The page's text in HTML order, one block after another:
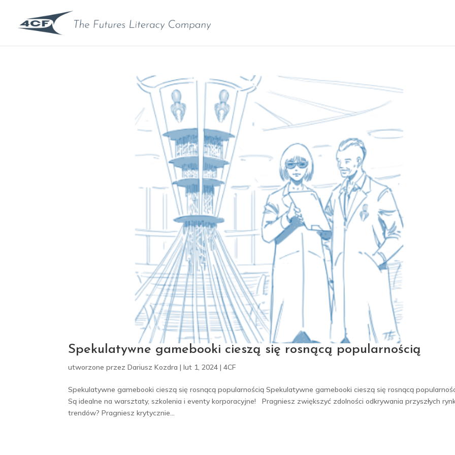
Spekulatywne gamebooki cieszą się rosnącą popularnością
utworzone przezDariusz Kozdra |lut 1, 2024 |4CF
Spekulatywne gamebooki cieszą się rosnącą popularnością Spekulatywne gamebooki cieszą się rosnącą
Są idealne na warsztaty, szkolenia i eventy korporacyjne! Pragniesz zwiększyć zdolności odkrywania przyszłych
trendów? Pragniesz krytycznie...